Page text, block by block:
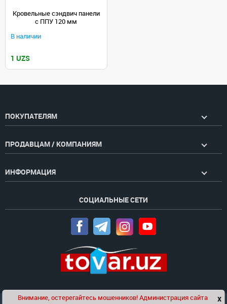
Кровельные сэндвич панели
с ППУ 120 мм
В наличии
1 UZS
ПОКУПАТЕЛЯМ
ПРОДАВЦАМ / КОМПАНИЯМ
ИНФОРМАЦИЯ
СОЦИАЛЬНЫЕ СЕТИ
Чат x
Внимание, остерегайтесь мошенников! Администрация сайта